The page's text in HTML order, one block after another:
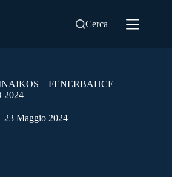
Cerca
– FENERBAHCE |
2024
23 Maggio 2024